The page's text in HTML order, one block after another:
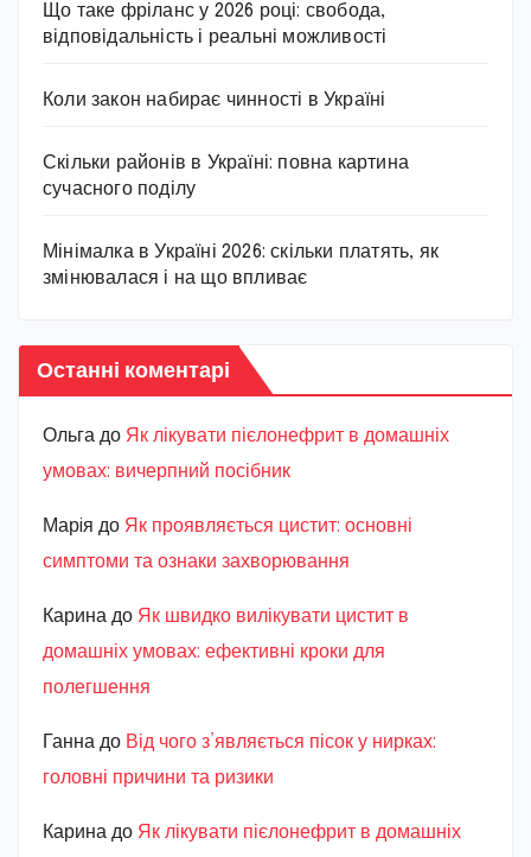
Що таке фріланс у 2026 році: свобода,
відповідальність і реальні можливості
Коли закон набирає чинності в Україні
Скільки районів в Україні: повна картина
сучасного поділу
Мінімалка в Україні 2026: скільки платять, як
змінювалася і на що впливає
Останні коментарі
Ольга до Як лікувати пієлонефрит в домашніх
умовах: вичерпний посібник
Марiя до Як проявляється цистит: основні
симптоми та ознаки захворювання
Карина до Як швидко вилікувати цистит в
домашніх умовах: ефективні кроки для
полегшення
Ганна до Від чого з’являється пісок у нирках:
головні причини та ризики
Карина до Як лікувати пієлонефрит в домашніх